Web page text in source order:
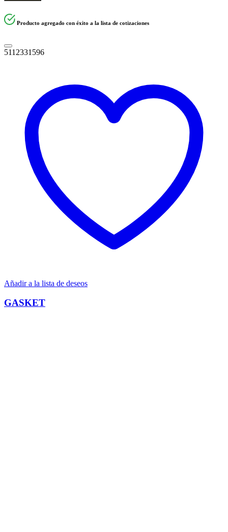
Producto agregado con éxito a la lista de cotizaciones
5112331596
Añadir a la lista de deseos
GASKET